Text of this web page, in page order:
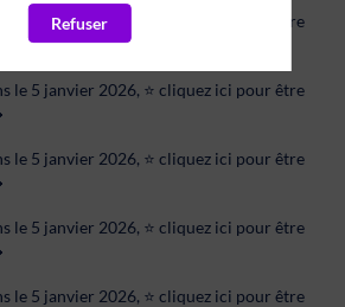
le 5 janvier 2026, ⭐ cliquez ici pour être
le 5 janvier 2026, ⭐ cliquez ici pour être
le 5 janvier 2026, ⭐ cliquez ici pour être
le 5 janvier 2026, ⭐ cliquez ici pour être
le 5 janvier 2026, ⭐ cliquez ici pour être
Refuser